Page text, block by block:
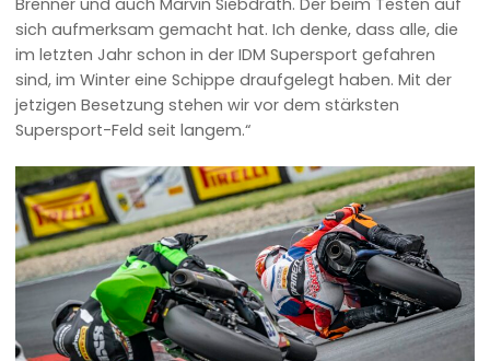
sich aufmerksam gemacht hat. Ich denke, dass alle, die
im letzten Jahr schon in der IDM Supersport gefahren
sind, im Winter eine Schippe draufgelegt haben. Mit der
jetzigen Besetzung stehen wir vor dem stärksten
Supersport-Feld seit langem.“